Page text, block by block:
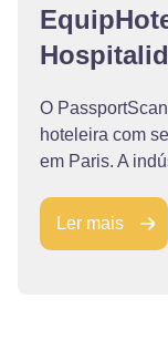
O
hoteleira com
em Paris. A
Ler mais